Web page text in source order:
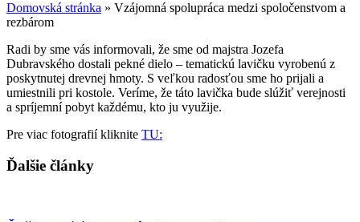
Domovská stránka » Vzájomná spolupráca medzi spoločenstvom a
rezbárom
Radi by sme vás informovali, že sme od majstra Jozefa
Dubravského dostali pekné dielo – tematickú lavičku vyrobenú z
poskytnutej drevnej hmoty. S veľkou radosťou sme ho prijali a
umiestnili pri kostole. Veríme, že táto lavička bude slúžiť verejnosti
a spríjemní pobyt každému, kto ju využije.
Pre viac fotografií kliknite TU:
Ďalšie články